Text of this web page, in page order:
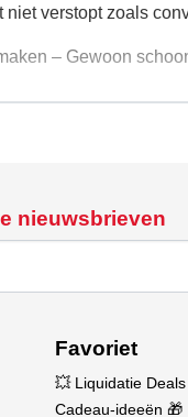
niet verstopt zoals
– Gewoon
en
Coarse levert
nieuwsbrieven
Favoriet
💥 Liquidatie Deals
Cadeau-ideeën 🎁